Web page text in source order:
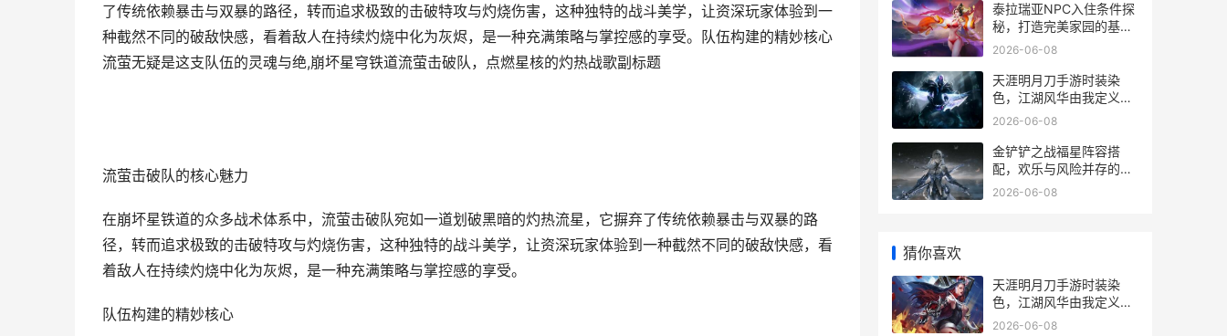
了传统依赖暴击与双暴的路径，转而追求极致的击破特攻与灼烧伤害，这种独特的战斗美学，让资深玩家体验到一
种截然不同的破敌快感，看着敌人在持续灼烧中化为灰烬，是一种充满策略与掌控感的享受。队伍构建的精妙核心
流萤无疑是这支队伍的灵魂与绝,崩坏星穹铁道流萤击破队，点燃星核的灼热战歌副标题
流萤击破队的核心魅力
在崩坏星铁道的众多战术体系中，流萤击破队宛如一道划破黑暗的灼热流星，它摒弃了传统依赖暴击与双暴的路
径，转而追求极致的击破特攻与灼烧伤害，这种独特的战斗美学，让资深玩家体验到一种截然不同的破敌快感，看
着敌人在持续灼烧中化为灰烬，是一种充满策略与掌控感的享受。
队伍构建的精妙核心
泰拉瑞亚NPC入住条件探
秘，打造完美家园的基
石，副标题，庇护所背后
2026-06-08
天涯明月刀手游时装染
色，江湖风华由我定义，
副标题为指尖绘霓裳，染
2026-06-08
金铲铲之战福星阵容搭
配，欢乐与风险并存的豪
赌之旅
2026-06-08
猜你喜欢
天涯明月刀手游时装染
色，江湖风华由我定义，
副标题为指尖绘霓裳，染
2026-06-08